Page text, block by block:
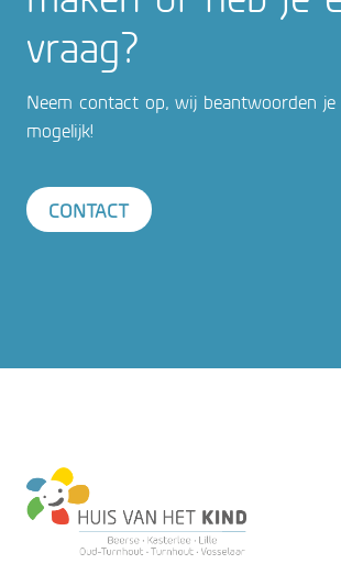
vraag?
Neem contact op, wij beantwoorden je
mogelijk!
CONTACT